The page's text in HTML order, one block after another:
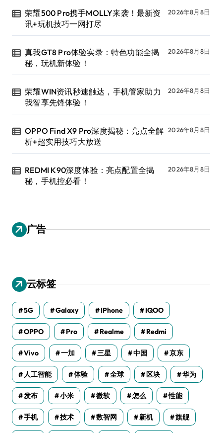
荣耀500 Pro携手MOLLY来袭！最新资
讯+玩机技巧一网打尽
2026年8月8日
真我GT8 Pro体验实录：特色功能全揭
秘，玩机新体验！
2026年8月8日
荣耀WIN资讯秒速触达，手机管家助力
我智享先锋体验！
2026年8月8日
OPPO Find X9 Pro深度揭秘：亮点全解
析+超实用技巧大放送
2026年8月8日
REDMI K90深度体验：亮点配置全揭
秘，手机控必看！
2026年8月8日
广告
云标签
5G Galaxy IPhone IQOO
OPPO Pro Realme Redmi
Vivo 一加 三星 中国 京东
人工智能 体验 全球 区块 华为
发布 小米 微软 怎么 性能
手机 技术 数智网 新机 旗舰